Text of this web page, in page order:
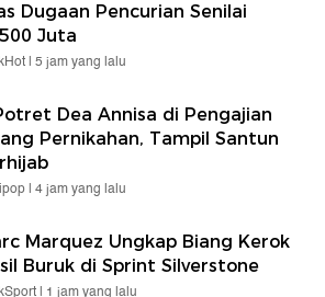
Dugaan Pencurian Senilai
Juta
| 5 jam yang lalu
Dea Annisa di Pengajian
Pernikahan, Tampil Santun
| 4 jam yang lalu
Marquez Ungkap Biang Kerok
Buruk di Sprint Silverstone
| 1 jam yang lalu